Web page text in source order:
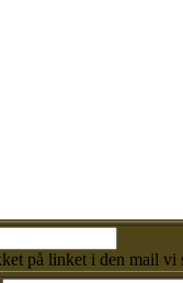
på linket i den mail vi